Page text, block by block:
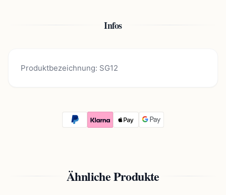
Infos
Produktbezeichnung: SG12
Ähnliche Produkte